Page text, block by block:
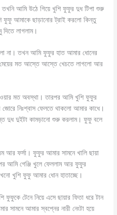
আমি উঠে গিয়ে খুশি ফুফুর দুধ টিপা শুরু
ফুফু আমাকে ছাড়ানোর ট্রাই করলো কিন্তু
লাগলাম।
না। তখন আমি ফুফুর হাত আমার ধোনের
মেয়ের মত আস্তে আস্তে খেচতে লাগলো আর
মত অবস্থা। তারপর আমি খুশি ফুফুর
নিঃশ্বাস ফেলতে থাকলো আমার কাধে।
দুধ দুইটা কামড়ানো শুরু করলাম। ফুফু বলে
আর ফর্সা। ফুফুর আমার সামনে খালি ছায়া
আমি গেঞ্জি খুলে ফেললাম আর ফুফুর
খুশি ফুফু আমার ধোন হাতাচ্ছে।
টেনে নিয়ে এসে ছায়ার ফিতা ধরে টান
সামনে আমার স্বপ্নের নারী নেংটা হয়ে